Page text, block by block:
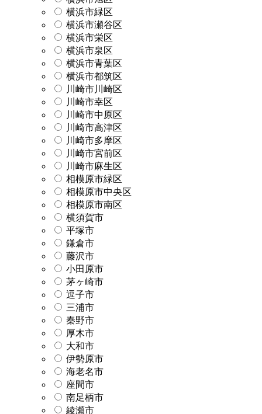
横浜市緑区
横浜市瀬谷区
横浜市栄区
横浜市泉区
横浜市青葉区
横浜市都筑区
川崎市川崎区
川崎市幸区
川崎市中原区
川崎市高津区
川崎市多摩区
川崎市宮前区
川崎市麻生区
相模原市緑区
相模原市中央区
相模原市南区
横須賀市
平塚市
鎌倉市
藤沢市
小田原市
茅ヶ崎市
逗子市
三浦市
秦野市
厚木市
大和市
伊勢原市
海老名市
座間市
南足柄市
綾瀬市